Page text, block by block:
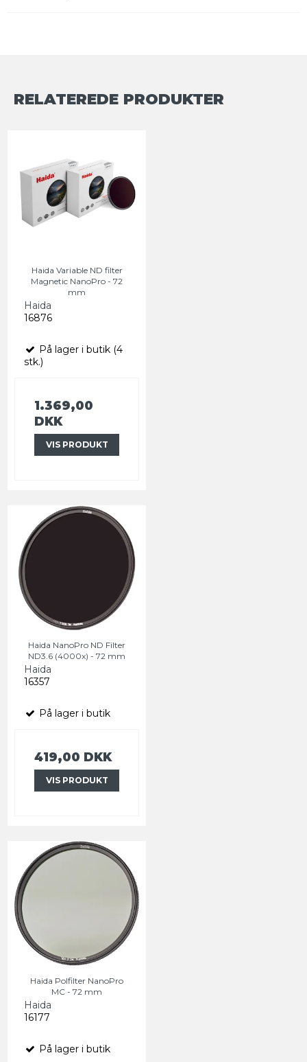
RELATEREDE PRODUKTER
Haida Variable ND filter
Magnetic NanoPro - 72
mm
Haida
16876
På lager i butik (4
stk.)
1.369,00
DKK
VIS PRODUKT
Haida NanoPro ND Filter
ND3.6 (4000x) - 72 mm
Haida
16357
På lager i butik
419,00 DKK
VIS PRODUKT
Haida Polfilter NanoPro
MC - 72 mm
Haida
16177
På lager i butik